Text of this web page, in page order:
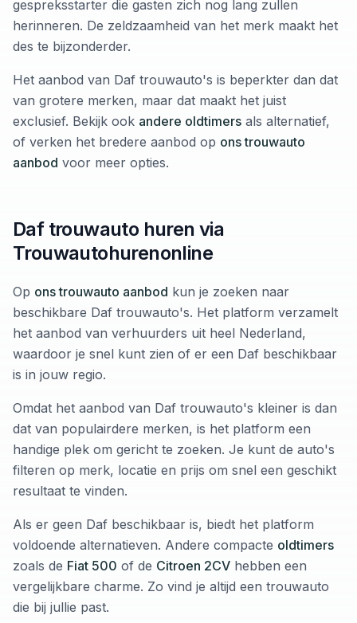
gespreksstarter die gasten zich nog lang zullen
herinneren. De zeldzaamheid van het merk maakt het
des te bijzonderder.
Het aanbod van Daf trouwauto's is beperkter dan dat
van grotere merken, maar dat maakt het juist
exclusief. Bekijk ook andere oldtimers als alternatief,
of verken het bredere aanbod op ons trouwauto
aanbod voor meer opties.
Daf trouwauto huren via
Trouwautohurenonline
Op ons trouwauto aanbod kun je zoeken naar
beschikbare Daf trouwauto's. Het platform verzamelt
het aanbod van verhuurders uit heel Nederland,
waardoor je snel kunt zien of er een Daf beschikbaar
is in jouw regio.
Omdat het aanbod van Daf trouwauto's kleiner is dan
dat van populairdere merken, is het platform een
handige plek om gericht te zoeken. Je kunt de auto's
filteren op merk, locatie en prijs om snel een geschikt
resultaat te vinden.
Als er geen Daf beschikbaar is, biedt het platform
voldoende alternatieven. Andere compacte oldtimers
zoals de Fiat 500 of de Citroen 2CV hebben een
vergelijkbare charme. Zo vind je altijd een trouwauto
die bij jullie past.